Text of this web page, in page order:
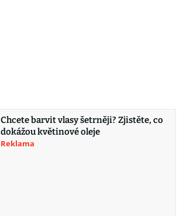
Chcete barvit vlasy šetrněji? Zjistěte, co
dokážou květinové oleje
Reklama